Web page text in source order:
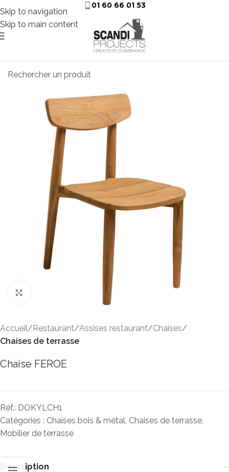
Skip to navigation
Skip to main content
01 60 66 01 53
Accueil Restaurant Assises restaurant Chaises
Chaises de terrasse
Chaise FEROE
Réf.: DOKYLCH1
Catégories : Chaises bois & métal, Chaises de terrasse,
Mobilier de terrasse
Description